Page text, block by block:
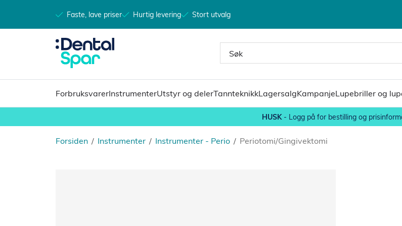
Faste, lave priser Hurtig levering Stort utvalg
ForbruksvarerInstrumenterUtstyr og delerTannteknikkLagersalgKampanjeLupebriller og
HUSK- Logg på for bestilling og
/
Forsiden /
Instrumenter /
Instrumenter - Perio Periotomi/Gingivektomi